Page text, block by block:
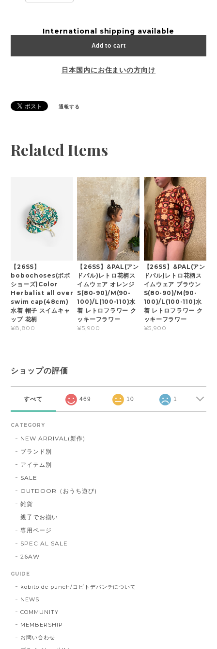
International shipping available
Add to cart
日本国内にお住まいの方向け
通報する
Related Items
【26SS】
bobochoses(ボボ
ショーズ)Color
Herbalist all over
swim cap(48cm)
水着 帽子 スイムキャ
ップ 花柄
¥8,800
【26SS】&PAL(アン
ドパル)レトロ花柄ス
イムウェア オレンジ
S(80-90)/M(90-
100)/L(100-110)水
着 レトロフラワー ク
ッキーフラワー
¥5,900
【26SS】&PAL(アン
ドパル)レトロ花柄ス
イムウェア ブラウン
S(80-90)/M(90-
100)/L(100-110)水
着 レトロフラワー ク
ッキーフラワー
¥5,900
ショップの評価
すべて 469 10 1
CATEGORY
NEW ARRIVAL(新作)
ブランド別
アイテム別
SALE
OUTDOOR（おうち遊び)
雑貨
親子でお揃い
専用ページ
SPECIAL SALE
26AW
GUIDE
kobito de punch/コビトデパンチについて
NEWS
COMMUNITY
MEMBERSHIP
お問い合わせ